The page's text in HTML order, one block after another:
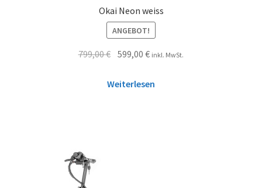
Okai Neon weiss
ANGEBOT!
799,00€ 599,00€ inkl. MwSt.
Weiterlesen